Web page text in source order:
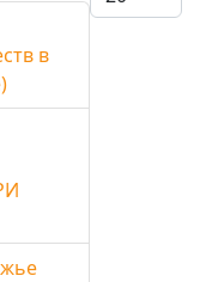
в